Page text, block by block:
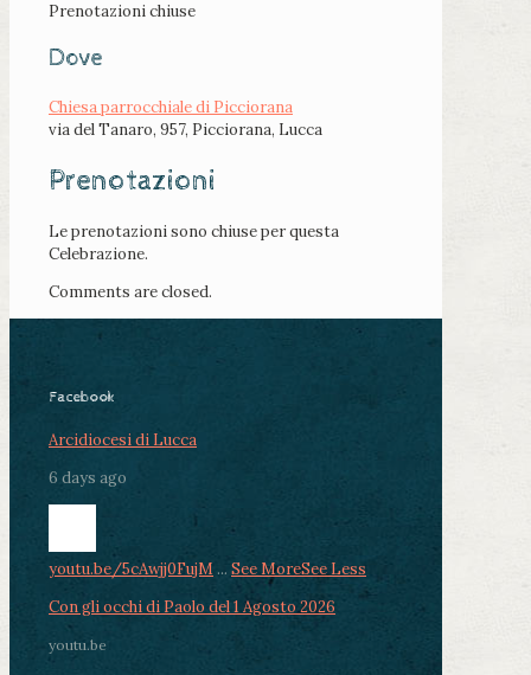
Prenotazioni chiuse
Dove
Chiesa parrocchiale di Picciorana
via del Tanaro, 957, Picciorana, Lucca
Prenotazioni
Le prenotazioni sono chiuse per questa
Celebrazione.
Comments are closed.
Facebook
Arcidiocesi di Lucca
6 days ago
youtu.be/5cAwjj0FujM ... See MoreSee Less
Con gli occhi di Paolo del 1 Agosto 2026
youtu.be